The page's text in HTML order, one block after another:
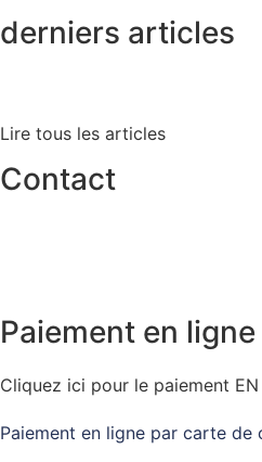
derniers articles
Lire tous les articles
Contact
Paiement en
Cliquez ici pour le paiement EN
Paiement en ligne par carte de